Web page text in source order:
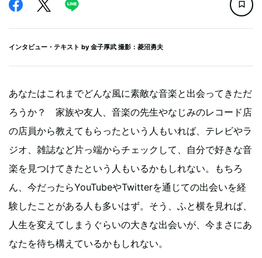
インタビュー・テキスト by 金子厚武 撮影：菱沼勇夫
あなたはこれまでどんな風に素敵な音楽と出会ってきただ
ろうか？ 家族や友人、音楽の先生やなじみのレコード店
の店員から教えてもらったという人もいれば、テレビやラ
ジオ、雑誌など片っ端からチェックして、自分で好きな音
楽を見つけてきたという人もいるかもしれない。もちろ
ん、今だったらYouTubeやTwitterを通じての出会いを経
験したことがある人も多いはず。そう、ふと横を見れば、
人生を変えてしまうぐらいの大きな出会いが、今まさにあ
なたを待ち構えているかもしれない。